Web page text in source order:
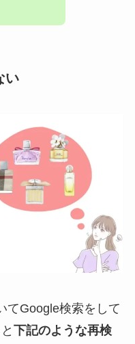
い
てGoogle検索をして
下記のような再検